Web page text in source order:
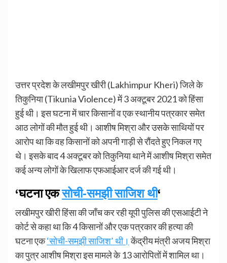
उत्तर प्रदेश के लखीमपुर खीरी (Lakhimpur Kheri) जिले के
तिकुनिया (Tikunia Violence) में 3 अक्टूबर 2021 को हिंसा
हुई थी। इस घटना में चार किसानों व एक स्थानीय पत्रकार समेत
आठ लोगों की मौत हुई थी। आशीष मिश्रा और उसके साथियों पर
आरोप था कि वह किसानों को अपनी गाड़ी से रौंदते हुए निकल गए
थे। इसके बाद 4 अक्टूबर को तिकुनिया थाने में आशीष मिश्रा समेत
कई अन्य लोगों के खिलाफ एफआईआर दर्ज की गई थी।
‘घटना एकसोची-समझी साजिश थी‘
लखीमपुर खीरी हिंसा की जाँच कर रही यूपी पुलिस की एसआईटी ने
कोर्ट से कहा था कि 4 किसानों और एक पत्रकार की हत्या की
घटना एक‘सोची-समझी साजिश’ थी। केंद्रीय मंत्री अजय मिश्रा
का पुत्र आशीष मिश्रा इस मामले के 13 आरोपितों में शामिल था।